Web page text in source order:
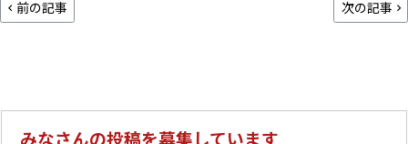
前の記事 次の記事
みなさんの投稿を募集しています